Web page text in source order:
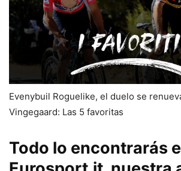
Evenybuil Roguelike, el duelo se
Vingegaard: Las 5 favoritas
Todo lo encontrarás